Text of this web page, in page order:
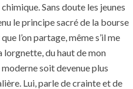
Sans doute les jeunes
le principe sacré de la bourse
l’on partage, même s’il me
lorgnette, du haut de mon
soit devenue plus
Lui, parle de crainte et de